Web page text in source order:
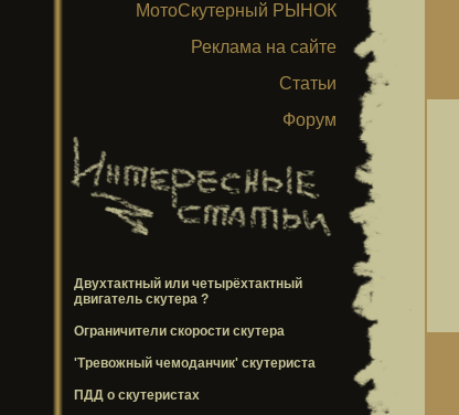
МотоСкутерный РЫНОК
Реклама на сайте
Статьи
Форум
Двухтактный или четырёхтактный
двигатель скутера ?
Ограничители скорости скутера
'Тревожный чемоданчик' скутериста
ПДД о скутеристах